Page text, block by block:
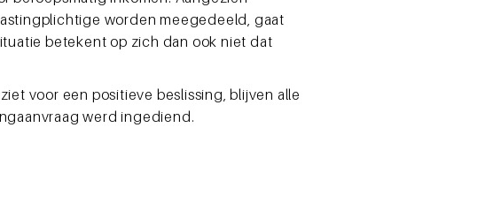
worden meegedeeld, gaat
betekent op zich dan ook niet dat
voor een positieve beslissing, blijven alle
werd ingediend.